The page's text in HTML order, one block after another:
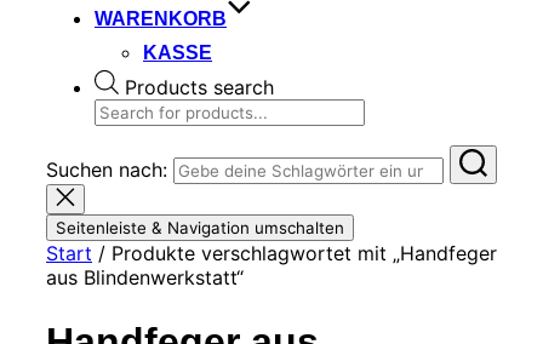
WARENKORB
KASSE
Products search
Suchen nach:
Seitenleiste & Navigation umschalten
Start / Produkte verschlagwortet mit „Handfeger
aus Blindenwerkstatt“